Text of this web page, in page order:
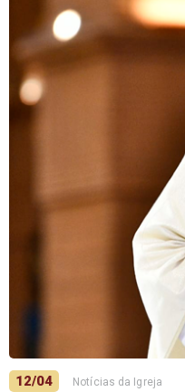
12/04 Notícias da Igreja